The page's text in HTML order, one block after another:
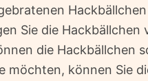
Sie die
die Hackbällchen
möchten, können Sie